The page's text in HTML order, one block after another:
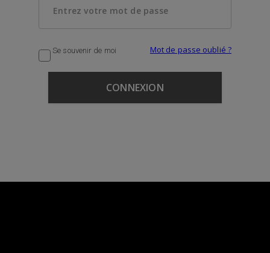
Se souvenir de moi Mot de passe oublié ?